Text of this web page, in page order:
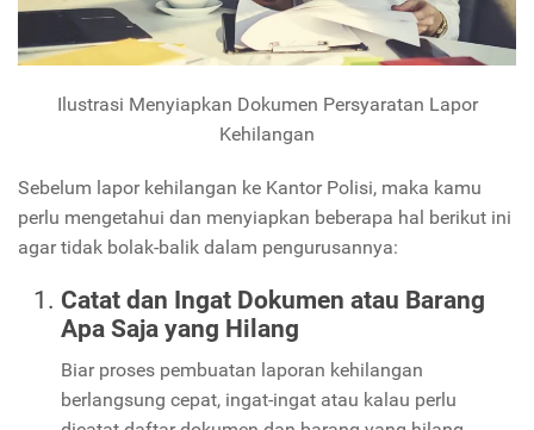
Ilustrasi Menyiapkan Dokumen Persyaratan Lapor
Kehilangan
Sebelum lapor kehilangan ke Kantor Polisi, maka kamu
perlu mengetahui dan menyiapkan beberapa hal berikut ini
agar tidak bolak-balik dalam pengurusannya:
Catat dan Ingat Dokumen atau Barang
Apa Saja yang Hilang
Biar proses pembuatan laporan kehilangan
berlangsung cepat, ingat-ingat atau kalau perlu